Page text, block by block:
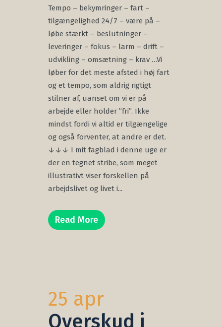
Tempo – bekymringer – fart –
tilgængelighed 24/7 – være på –
løbe stærkt – beslutninger –
leveringer – fokus – larm – drift –
udvikling – omsætning – krav …Vi
løber for det meste afsted i høj fart
og et tempo, som aldrig rigtigt
stilner af, uanset om vi er på
arbejde eller holder ”fri”. Ikke
mindst fordi vi altid er tilgængelige
og også forventer, at andre er det.
↓↓↓ I mit fagblad i denne uge er
der en tegnet stribe, som meget
illustrativt viser forskellen på
arbejdslivet og livet i...
Read More
25 apr
Overskud i